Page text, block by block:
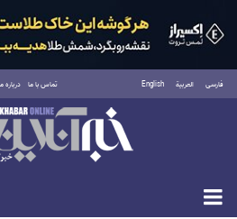
فارسی العربية English تماس با ما درباره
پنجشنبه ۱۵ مرداد ۱۴۰۵